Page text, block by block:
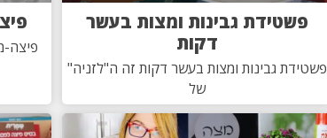
פשטידת גבינות ומצות בעשר
דקות
פשטידת גבינות ומצות בעשר דקות זה ה"לזניה"
של